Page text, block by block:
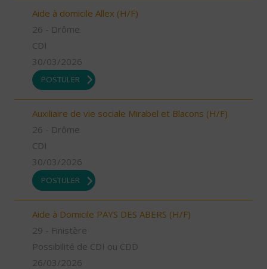
Aide à domicile Allex (H/F)
26 - Drôme
CDI
30/03/2026
POSTULER
Auxiliaire de vie sociale Mirabel et Blacons (H/F)
26 - Drôme
CDI
30/03/2026
POSTULER
Aide à Domicile PAYS DES ABERS (H/F)
29 - Finistère
Possibilité de CDI ou CDD
26/03/2026